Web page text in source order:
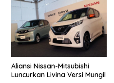
Aliansi Nissan-Mitsubishi
Luncurkan Livina Versi Mungil